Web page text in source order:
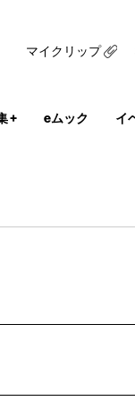
+ eムック イ
マイクリップ